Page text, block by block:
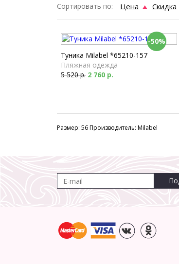
Сортировать по: Цена Скидка
-50%
Туника Milabel *65210-157
Пляжная одежда
5 520 р. 2 760 р.
Размер: 56 Производитель: Milabel